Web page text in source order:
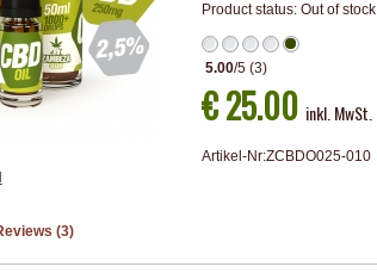
Product status: Out of stock
5.00/5(3)
€ 25.00 inkl. MwSt.
Artikel-Nr:ZCBDO025-010
(3)